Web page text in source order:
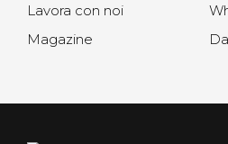
Lavora con noi
Magazine